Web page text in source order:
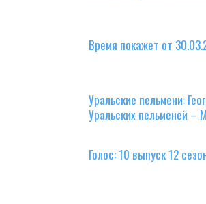
Время покажет от
Уральские пельмени:
Уральских пельменей –
Голос: 10 выпуск 12